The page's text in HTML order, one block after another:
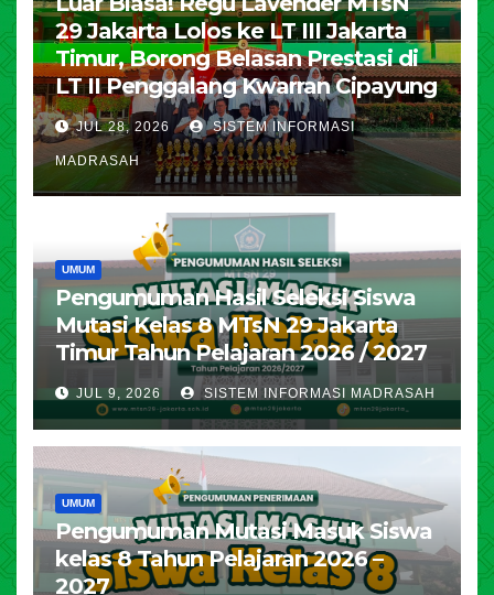
29 Jakarta Lolos ke LT III Jakarta
Timur, Borong Belasan Prestasi di
LT II Penggalang Kwarran Cipayung
JUL 28, 2026 SISTEM INFORMASI
MADRASAH
UMUM
Pengumuman Hasil Seleksi Siswa
Mutasi Kelas 8 MTsN 29 Jakarta
Timur Tahun Pelajaran 2026 / 2027
JUL 9, 2026 SISTEM INFORMASI MADRASAH
UMUM
Pengumuman Mutasi Masuk Siswa
kelas 8 Tahun Pelajaran 2026 –
2027